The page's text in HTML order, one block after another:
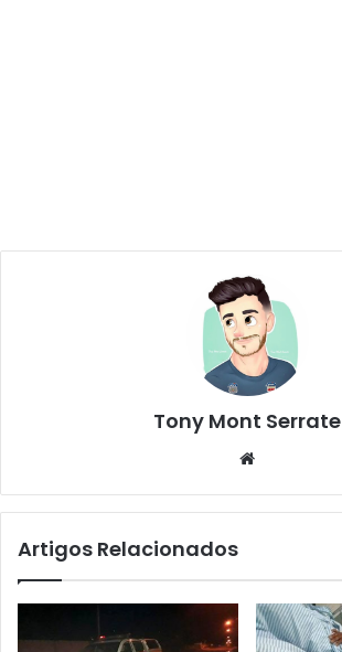
Tony Mont Serrate
te
Artigos Relacionados